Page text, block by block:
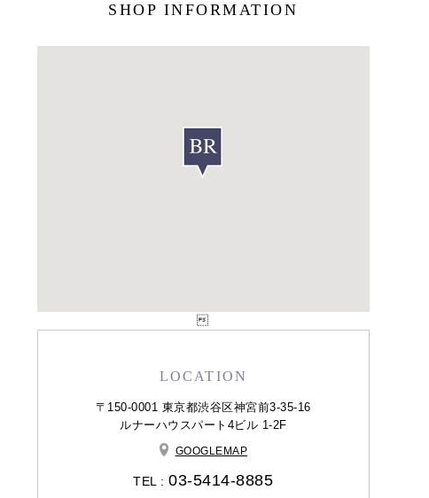
SHOP INFORMATION
LOCATION
〒150-0001 東京都渋谷区神宮前3-35-16
ルナーハウスパート4ビル 1-2F
GOOGLEMAP
TEL :03-5414-8885